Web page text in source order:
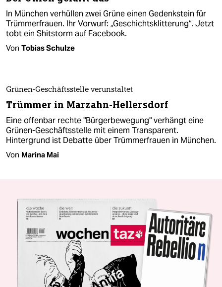
In München verhüllen zwei Grüne einen Gedenkstein für
Trümmerfrauen. Ihr Vorwurf: „Geschichtsklitterung“. Jetzt
tobt ein Shitstorm auf Facebook.
Von Tobias Schulze
Grünen-Geschäftsstelle verunstaltet
Trümmer in Marzahn-Hellersdorf
Eine offenbar rechte "Bürgerbewegung" verhängt eine
Grünen-Geschäftsstelle mit einem Transparent.
Hintergrund ist Debatte über Trümmerfrauen in München.
Von Marina Mai